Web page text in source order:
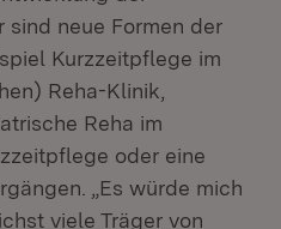
neue Formen der
Kurzzeitpflege im
Reha-Klinik,
Reha im
oder eine
„Es würde mich
viele Träger von